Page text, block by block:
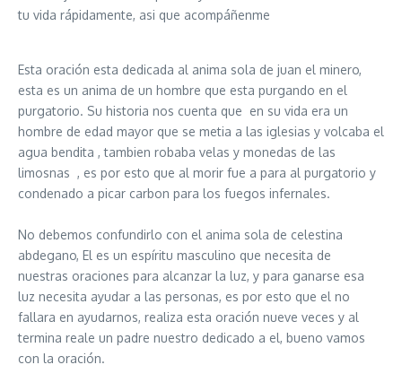
tu vida rápidamente, asi que acompáñenme
Esta oración esta dedicada al anima sola de juan el minero,
esta es un anima de un hombre que esta purgando en el
purgatorio. Su historia nos cuenta que en su vida era un
hombre de edad mayor que se metia a las iglesias y volcaba el
agua bendita , tambien robaba velas y monedas de las
limosnas , es por esto que al morir fue a para al purgatorio y
condenado a picar carbon para los fuegos infernales.
No debemos confundirlo con el anima sola de celestina
abdegano, El es un espíritu masculino que necesita de
nuestras oraciones para alcanzar la luz, y para ganarse esa
luz necesita ayudar a las personas, es por esto que el no
fallara en ayudarnos, realiza esta oración nueve veces y al
termina reale un padre nuestro dedicado a el, bueno vamos
con la oración.